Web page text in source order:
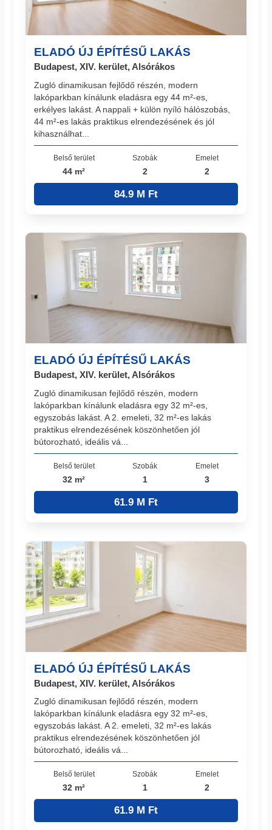
ELADÓ ÚJ ÉPÍTÉSŰ LAKÁS
Budapest, XIV. kerület, Alsórákos
Zugló dinamikusan fejlődő részén, modern
lakóparkban kínálunk eladásra egy 44 m²-es,
erkélyes lakást. A nappali + külön nyíló hálószobás,
44 m²-es lakás praktikus elrendezésének és jól
kihasználhat...
Belső terület
44 m²
Szobák
2
Emelet
2
84.9 M Ft
ELADÓ ÚJ ÉPÍTÉSŰ LAKÁS
Budapest, XIV. kerület, Alsórákos
Zugló dinamikusan fejlődő részén, modern
lakóparkban kínálunk eladásra egy 32 m²-es,
egyszobás lakást. A 2. emeleti, 32 m²-es lakás
praktikus elrendezésének köszönhetően jól
bútorozható, ideális vá...
Belső terület
32 m²
Szobák
1
Emelet
3
61.9 M Ft
ELADÓ ÚJ ÉPÍTÉSŰ LAKÁS
Budapest, XIV. kerület, Alsórákos
Zugló dinamikusan fejlődő részén, modern
lakóparkban kínálunk eladásra egy 32 m²-es,
egyszobás lakást. A 2. emeleti, 32 m²-es lakás
praktikus elrendezésének köszönhetően jól
bútorozható, ideális vá...
Belső terület
32 m²
Szobák
1
Emelet
2
61.9 M Ft